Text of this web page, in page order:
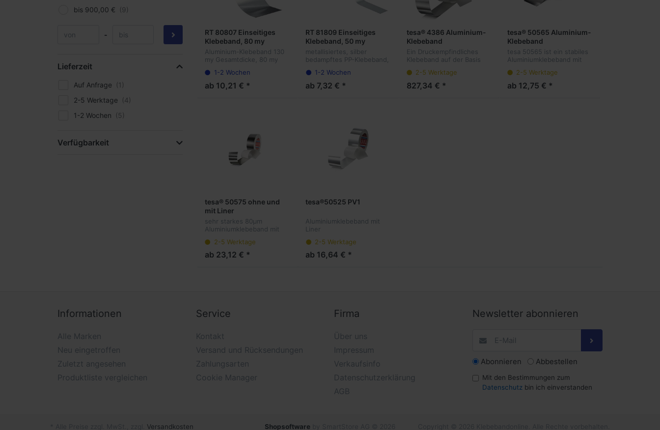
bis 900,00 €
-
Lieferzeit
Auf Anfrage
2-5 Werktage
1-2 Wochen
Verfügbarkeit
RT 80807 Einseitiges
Klebeband, 80 my
Aluträger mit Abdeckung
Aluminium-Klebeband 130
my Gesamtdicke, 80 my
Reparieren von
Metalldächern, Container
und zur Außenanwendung
1-2 Wochen
ab 10,21 € *
RT 81809 Einseitiges
Klebeband, 50 my
Polyträger Alu bedampft
metallisiertes, silber
bedampftes PP-Klebeband,
Metalldächern, Container
und zur Außenanwendung,
hochwertiger Acrylatkleber,
1-2 Wochen
ab 7,32 € *
tesa® 4386 Aluminium-
Klebeband
Ein Druckempfindliches
Klebeband auf der Basis
starken Aluminiumfolie,
eines elektrisch leitfähigen
Acrylatklebstoffs und einer
2-5 Werktage
827,34 € *
tesa® 50565 Aluminium-
Klebeband
tesa 50565 ist ein stabiles
Aluminiumklebeband mit
2-5 Werktage
ab 12,75 € *
tesa® 50575 ohne und
mit Liner
sehr starkes 80µm
Aluminiumklebeband mit
2-5 Werktage
ab 23,12 € *
tesa®50525 PV1
Aluminiumklebeband mit
Liner
2-5 Werktage
ab 16,64 € *
Informationen
Alle Marken
Neu eingetroffen
Zuletzt angesehen
Produktliste vergleichen
Service
Kontakt
Versand und Rücksendungen
Zahlungsarten
Cookie Manager
Firma
Über uns
Impressum
Verkaufsinfo
Datenschutzerklärung
AGB
Newsletter abonnieren
Abonnieren Abbestellen
Mit den Bestimmungen zum
Datenschutz bin ich einverstanden
Versandkosten Shopsoftware